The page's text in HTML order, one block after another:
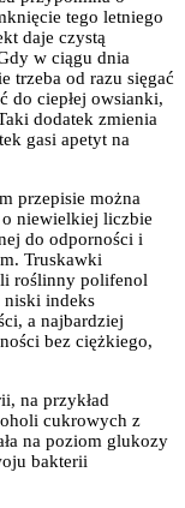
tego letniego
daje czystą
w ciągu dnia
trzeba od razu sięgać
do ciepłej owsianki,
dodatek zmienia
gasi apetyt na
przepisie można
niewielkiej liczbie
do odporności i
Truskawki
roślinny polifenol
niski indeks
a najbardziej
bez ciężkiego,
na przykład
cukrowych z
na poziom glukozy
bakterii